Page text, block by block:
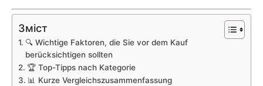
Зміст
🔍 Wichtige Faktoren, die Sie vor dem Kauf
berücksichtigen sollten
🏆 Top-Tipps nach Kategorie
📊 Kurze Vergleichszusammenfassung